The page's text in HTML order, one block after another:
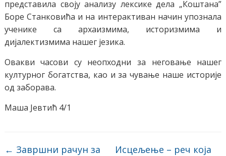
представила своју анализу лексике дела „Коштана”
Боре Станковића и на интерактиван начин упознала
ученике са архаизмима, историзмима и
дијалектизмима нашег језика.
Овакви часови су неопходни за неговање нашег
културног богатства, као и за чување наше историје
од заборава.
Маша Јевтић 4/1
← Завршни рачун за
Исцељење – реч која